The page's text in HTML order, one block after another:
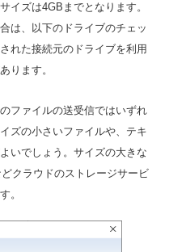
イズは4GBまでとなります。
は、以下のドライブのチェッ
れた接続元のドライブを利用
ります。
ファイルの送受信ではいずれ
ズの小さいファイルや、テキ
いでしょう。サイズの大きな
クラウドのストレージサービ
。